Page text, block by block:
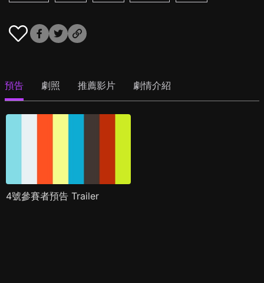
預告 劇照 推薦影片 劇情介紹
4號參賽者預告 Trailer